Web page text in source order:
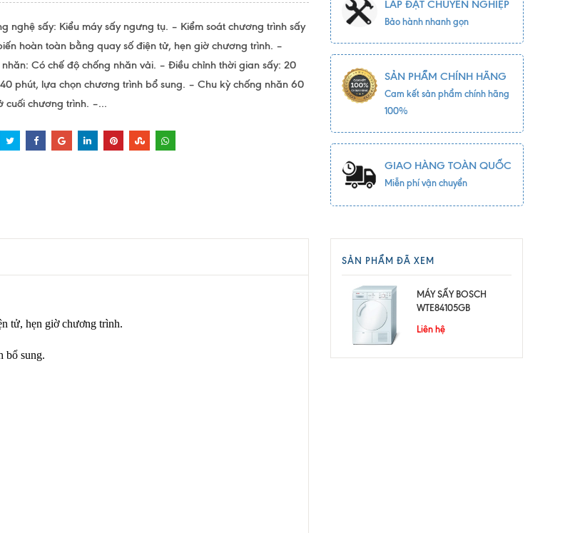
nghệ sấy: Kiểu máy sấy ngưng tụ. – Kiểm soát chương trình sấy
hoàn toàn bằng quay số điện tử, hẹn giờ chương trình. –
Có chế độ chống nhăn vải. – Điều chỉnh thời gian sấy: 20
phút, lựa chọn chương trình bổ sung. – Chu kỳ chống nhăn 60
cuối chương trình. –...
LẮP ĐẶT CHUYÊN NGHIỆP
Bảo hành nhanh gọn
SẢN PHẨM CHÍNH HÃNG
Cam kết sản phẩm chính hãng
100%
GIAO HÀNG TOÀN QUỐC
Miễn phí vận chuyển
tử, hẹn giờ chương trình.
bổ sung.
SẢN PHẨM ĐÃ XEM
MÁY SẤY BOSCH
WTE84105GB
Liên hệ